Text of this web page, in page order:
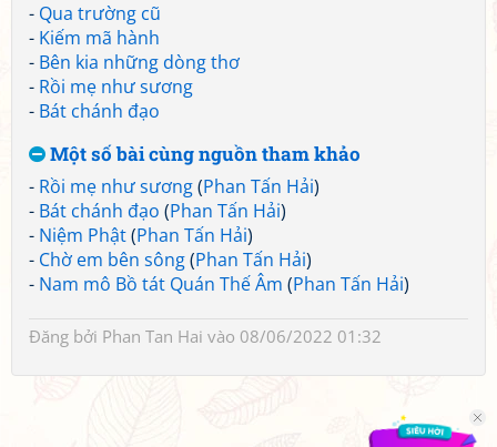
- Qua trường cũ
- Kiếm mã hành
- Bên kia những dòng thơ
- Rồi mẹ như sương
- Bát chánh đạo
Một số bài cùng nguồn tham khảo
- Rồi mẹ như sương(Phan Tấn Hải)
- Bát chánh đạo (Phan Tấn Hải)
- Niệm Phật(Phan Tấn Hải)
- Chờ em bên sông(Phan Tấn Hải)
- Nam mô Bồ tát Quán Thế Âm (Phan Tấn Hải)
Đăng bởi Phan Tan Hai vào 08/06/2022 01:32